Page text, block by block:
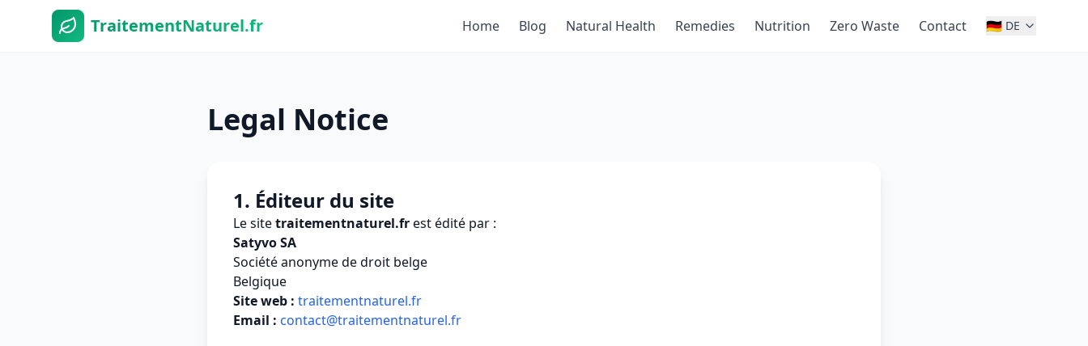
TraitementNaturel.fr Home Blog Natural Health Remedies Nutrition Zero Waste Contact 🇩🇪 DE
Legal Notice
1. Éditeur du site
Le sitetraitementnaturel.frest édité par :
Satyvo SA
Société anonyme de droit belge
Belgique
Site web : traitementnaturel.fr
Email : contact@traitementnaturel.fr